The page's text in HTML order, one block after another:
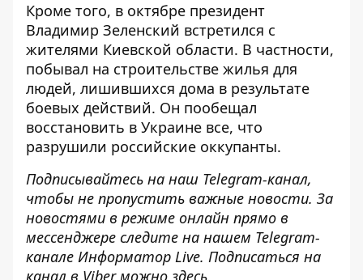
Кроме того, в октябре президент
Владимир Зеленский встретился с
жителями Киевской области. В частности,
побывал на строительстве жилья для
людей, лишившихся дома в результате
боевых действий. Он пообещал
восстановить в Украине все, что
разрушили российские оккупанты.
Подписывайтесь на наш Telegram-канал,
чтобы не пропустить важные новости. За
новостями в режиме онлайн прямо в
мессенджере следите на нашем Telegram-
канале Информатор Live. Подписаться на
канал в Viber можно здесь.